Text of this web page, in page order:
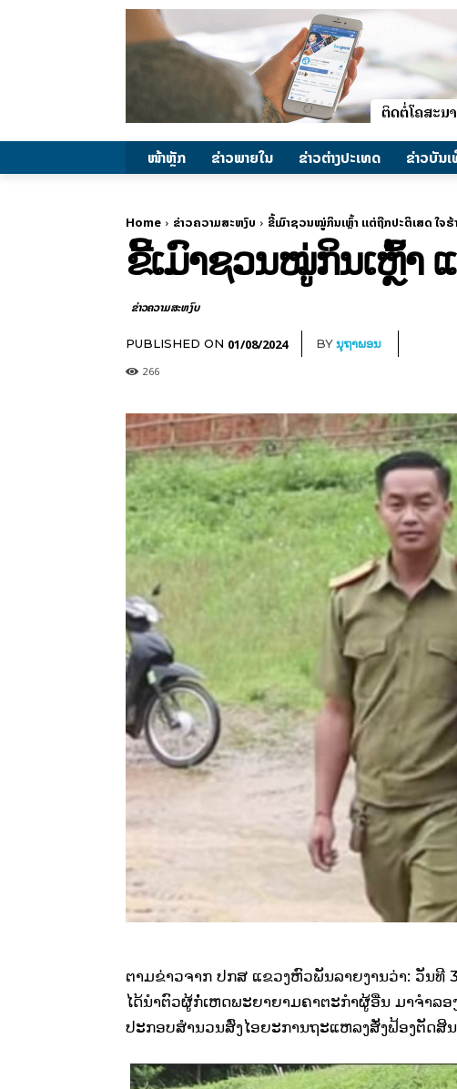
ໜ້າຫຼັກ ຂ່າວພາຍ​ໃນ ຂ່າວຕ່າງປະເທດ ຂ່າວບັນເ
Home ຂ່າວຄວາມສະຫງົບ ຂີ້ເມົາຊວນໝູ່ກິນເຫຼົ້າ ແຕ່ຖືກປະຕິເສດ ໃຈ
ຂີ້ເມົາຊວນໝູ່ກິນເຫຼົ້າ
ຂ່າວຄວາມສະຫງົບ
PUBLISHED ON 01/08/2024 BYນຸຖາພອນ
266
ຕາມຂ່າວຈາກ ປກສ ແຂວງຫົວພັນລາຍງານວ່າ: ວັນ
ໄດ້ນຳຕົວຜູ້ກໍ່ເຫດພະຍາຍາມຄາຕະກຳຜູ້ອື່ນ ມາຈຳລ
ປະກອບສຳນວນສົ່ງໄອຍະການຖະແຫລງສັ່ງຟ້ອງຕັດ